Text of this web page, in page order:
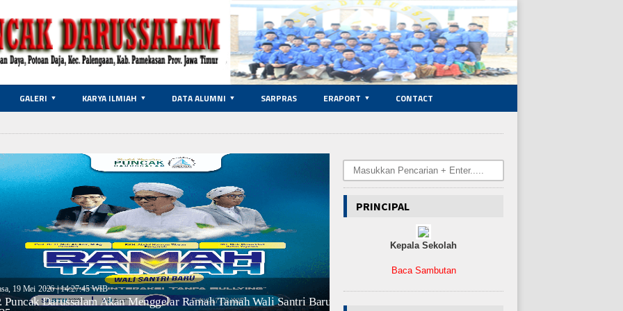
GALERI KARYA ILMIAH DATA ALUMNI SARPRAS ERAPORT CONTACT
text Caption text
19 Mei 2026 | 14:27:45 WIB
Puncak Darussalam Akan Menggelar Ramah Tamah Wali Santri Baru
Selasa, 19 Mei 2026 | 14:27:49 WIB
PRINCIPAL
Kepala Sekolah
Baca Sambutan